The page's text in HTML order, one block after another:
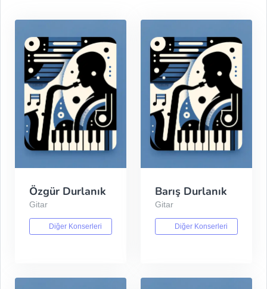
Özgür Durlanık
Gitar
Diğer Konserleri
Barış Durlanık
Gitar
Diğer Konserleri